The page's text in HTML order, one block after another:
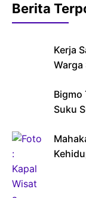
Berita
Kerja
Warga
Bigmo
Suku